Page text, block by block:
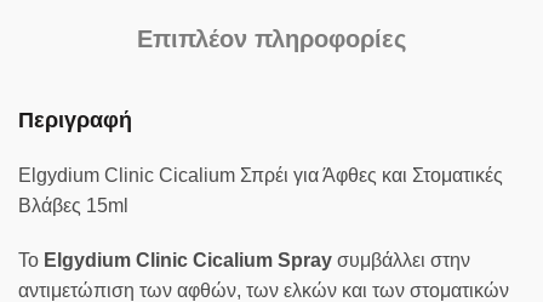
Επιπλέον πληροφορίες
Περιγραφή
Elgydium Clinic Cicalium Σπρέι για Άφθες και Στοματικές
Βλάβες 15ml
Το Elgydium Clinic Cicalium Spray συμβάλλει στην
αντιμετώπιση των αφθών, των ελκών και των στοματικών